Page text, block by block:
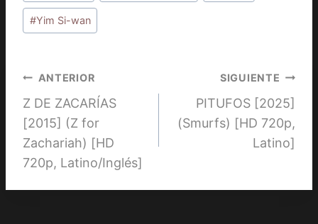
entrada:
#Yim Si-wan
Navegación
de
entradas
ANTERIOR
Z DE ZACARÍAS
[2015] (Z for
Zachariah) [HD
720p, Latino/Inglés]
SIGUIENTE
PITUFOS [2025]
(Smurfs) [HD 720p,
Latino]